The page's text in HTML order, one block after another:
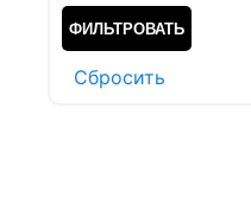
Cбросить